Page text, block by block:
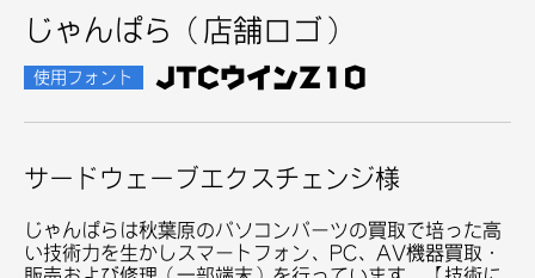
じゃんぱら（店舗ロゴ）
使用フォント JTCウインZ10
サードウェーブエクスチェンジ様
じゃんぱらは秋葉原のパソコンパーツの買取で培った高
い技術力を生かしスマートフォン、PC、AV機器買取・